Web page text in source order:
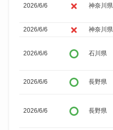
2026/6/6 神奈川県
2026/6/6
神奈川県
2026/6/6 石川県
2026/6/6 長野県
2026/6/6 長野県